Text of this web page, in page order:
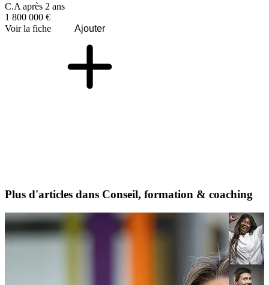
C.A après 2 ans
1 800 000 €
Voir la fiche
Ajouter
Plus d'articles dans Conseil, formation & coaching